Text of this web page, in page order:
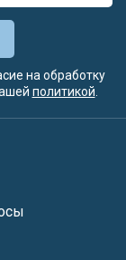
на обработку
политикой.